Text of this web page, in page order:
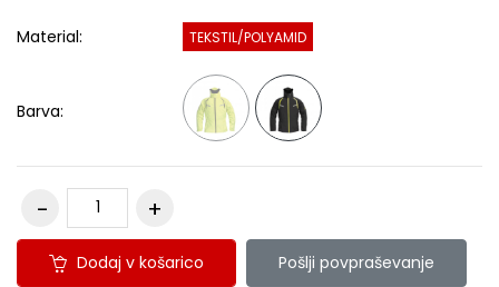
Material: TEKSTIL/POLYAMID
Barva:
Dodaj v košarico Pošlji povpraševanje